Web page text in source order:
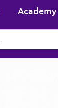
Academy